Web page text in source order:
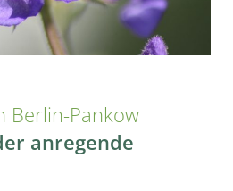
Berlin-Pankow
anregende